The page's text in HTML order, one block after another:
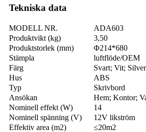
Tekniska data
MODELL NR.
ADA603
Produktvikt (kg)
3,50
Produktstorlek (mm)
Φ214*680
Stämpla
luftflöde/OEM
Färg
Svart; Vit; Silver
Hus
ABS
Typ
Skrivbord
Ansökan
Hem; Kontor;
Nominell effekt (W)
14
Nominell spänning (V)
12V likström
Effektiv area (m2)
≤20m2